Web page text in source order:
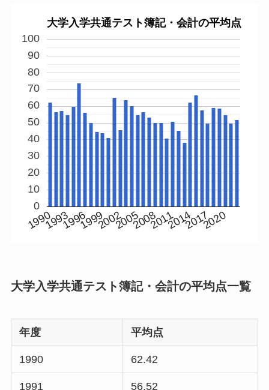
大学入学共通テスト簿記・会計の平均点
19901993199619992002200520082011201420172020
0
10
20
30
40
50
60
70
80
90
100
大学入学共通テスト簿記・会計の平均点一覧
年度 平均点
1990 62.42
1991 56.52